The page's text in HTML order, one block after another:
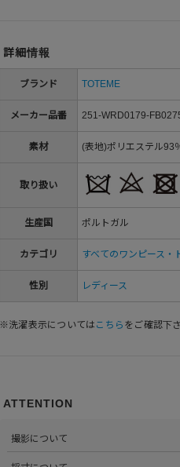
詳細情報
ブランド TOTEME
メーカー品番 251-WRD0179-
素材 (表地)ポリエステル
取り扱い
生産国 ポルトガル
カテゴリ すべてのワンピース・
性別 レディース
※洗濯表示については こちら をご確認下さ
ATTENTION
撮影について